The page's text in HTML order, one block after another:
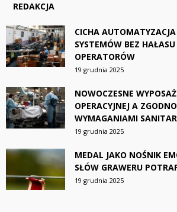
REDAKCJA
CICHA
SYSTEMÓW BEZ
OPERATORÓW
19 grudnia 2025
NOWOCZESNE
OPERACYJNEJ A
WYMAGANIAMI
19 grudnia 2025
MEDAL JAKO NOŚNIK
SŁÓW GRAWERU
19 grudnia 2025